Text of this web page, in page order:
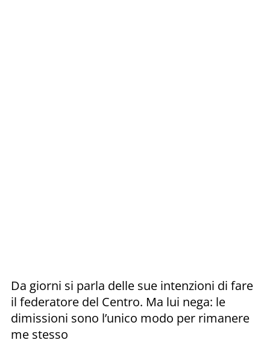
Da giorni si parla delle sue intenzioni di fare
il federatore del Centro. Ma lui nega: le
dimissioni sono l’unico modo per rimanere
me stesso